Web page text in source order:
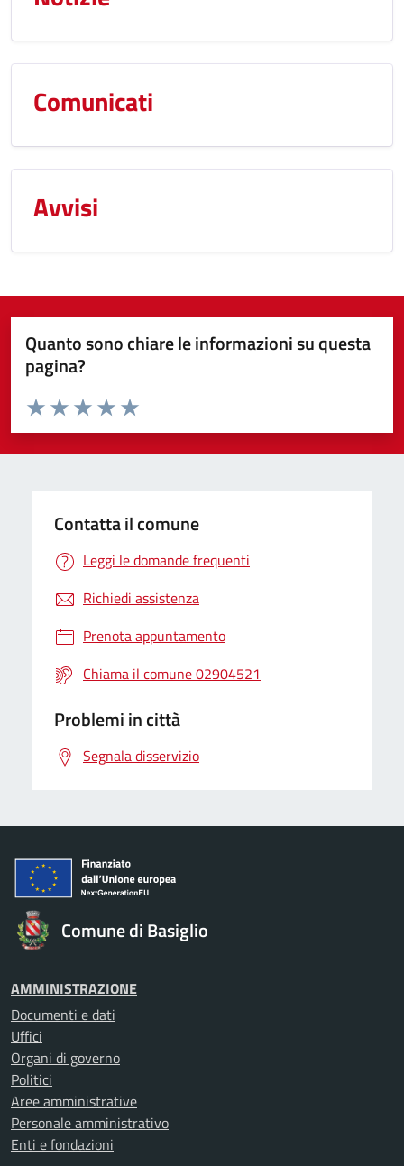
Comunicati
Avvisi
Quanto sono chiare le informazioni su questa
pagina?
Valuta da 1 a 5 stelle la pagina
Valuta 5 stelle su 5
Valuta 4 stelle su 5
Valuta 3 stelle su 5
Valuta 2 stelle su 5
Valuta 1 stelle su 5
Contatta il comune
Leggi le domande frequenti
Richiedi assistenza
Prenota appuntamento
Chiama il comune 02904521
Problemi in città
Segnala disservizio
Comune di Basiglio
AMMINISTRAZIONE
Documenti e dati
Uffici
Organi di governo
Politici
Aree amministrative
Personale amministrativo
Enti e fondazioni